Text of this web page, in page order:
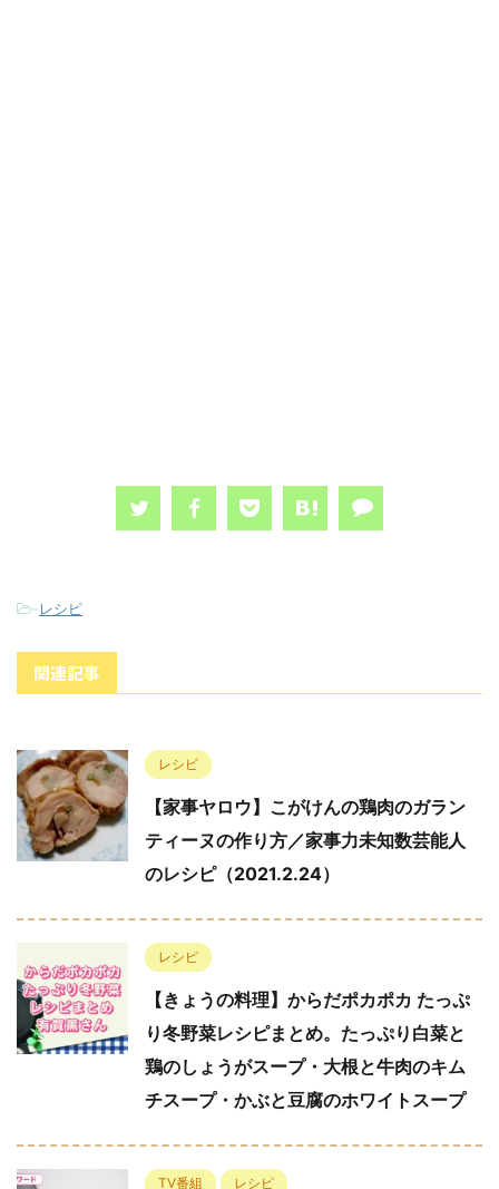
-レシピ
関連記事
レシピ
【家事ヤロウ】こがけんの鶏肉のガラン
ティーヌの作り方／家事力未知数芸能人
のレシピ（2021.2.24）
レシピ
【きょうの料理】からだポカポカ たっぷ
り冬野菜レシピまとめ。たっぷり白菜と
鶏のしょうがスープ・大根と牛肉のキム
チスープ・かぶと豆腐のホワイトスープ
TV番組 レシピ